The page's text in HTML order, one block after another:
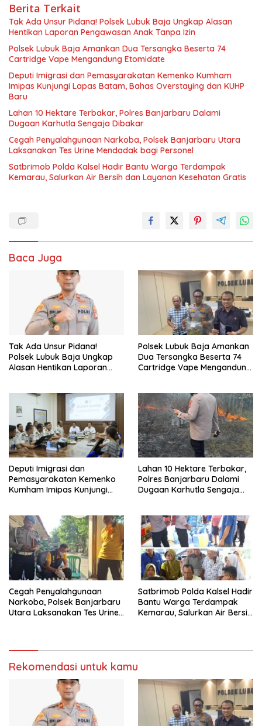
Berita Terkait
Tak Ada Unsur Pidana! Polsek Lubuk Baja Ungkap Alasan
Hentikan Laporan Pengawasan Anak Tanpa Izin
Polsek Lubuk Baja Amankan Dua Tersangka Beserta 74
Cartridge Vape Mengandung Etomidate
Deputi Imigrasi dan Pemasyarakatan Kemenko Kumham
Imipas Kunjungi Lapas Batam, Bahas Overstaying dan KUHP
Baru
Lahan 10 Hektare Terbakar, Polres Banjarbaru Dalami
Dugaan Karhutla Sengaja Dibakar
Cegah Penyalahgunaan Narkoba, Polsek Banjarbaru Utara
Laksanakan Tes Urine Mendadak bagi Personel
Satbrimob Polda Kalsel Hadir Bantu Warga Terdampak
Kemarau, Salurkan Air Bersih dan Layanan Kesehatan Gratis
Baca Juga
Tak Ada Unsur Pidana!
Polsek Lubuk Baja Ungkap
Alasan Hentikan Laporan
Polsek Lubuk Baja Amankan
Dua Tersangka Beserta 74
Cartridge Vape Mengandung
Deputi Imigrasi dan
Pemasyarakatan Kemenko
Kumham Imipas Kunjungi
Lahan 10 Hektare Terbakar,
Polres Banjarbaru Dalami
Dugaan Karhutla Sengaja
Cegah Penyalahgunaan
Narkoba, Polsek Banjarbaru
Utara Laksanakan Tes Urine
Satbrimob Polda Kalsel Hadir
Bantu Warga Terdampak
Kemarau, Salurkan Air Bersih
Rekomendasi untuk kamu